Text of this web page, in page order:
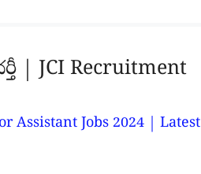
| JCI Recruitment
Jobs 2024 | Latest